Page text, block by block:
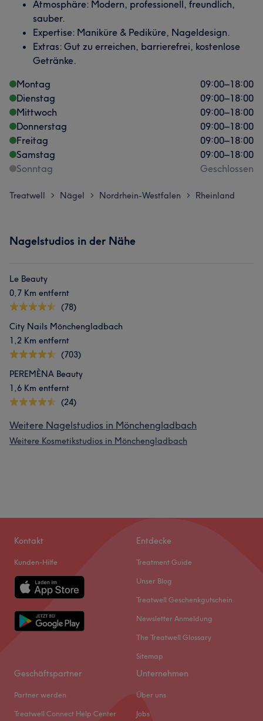
Atmosphäre: Modern, professionell, freundlich,
sauber.
Expertise: Maniküre & Pediküre, Nageldesign.
Extras: Gut zu erreichen, barrierefrei, kostenlose
Getränke.
Montag
09:00–18:00
Dienstag
09:00–18:00
Mittwoch
09:00–18:00
Donnerstag
09:00–18:00
Freitag
09:00–18:00
Samstag
09:00–18:00
Sonntag
Geschlossen
Treatwell > Nägel > Nordrhein-Westfalen > Rheinland
Nagelstudios in der Nähe
Le Beauty
0,7 Km entfernt
(78)
City Nails Mönchengladbach
1,2 Km entfernt
(703)
PEREMÈNA Beauty
1,6 Km entfernt
(24)
Weitere Nagelstudios in Mönchengladbach
Weitere Kosmetikstudios in Mönchengladbach
Kontakt
Kunden-Hilfe
Entdecke
Treatment Guide
Unser Blog
Treatwell Geschenkgutschein
Newsletter Anmeldung
The Treatwell Glossary
Sitemap
Geschäftspartner
Partner werden
Treatwell Connect Help Center
Unternehmen
Über uns
Jobs